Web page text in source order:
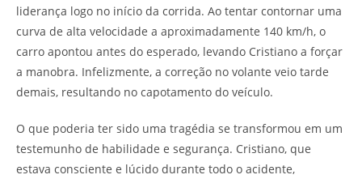
liderança logo no início da corrida. Ao tentar contornar uma
curva de alta velocidade a aproximadamente 140 km/h, o
carro apontou antes do esperado, levando Cristiano a forçar
a manobra. Infelizmente, a correção no volante veio tarde
demais, resultando no capotamento do veículo.
O que poderia ter sido uma tragédia se transformou em um
testemunho de habilidade e segurança. Cristiano, que
estava consciente e lúcido durante todo o acidente,